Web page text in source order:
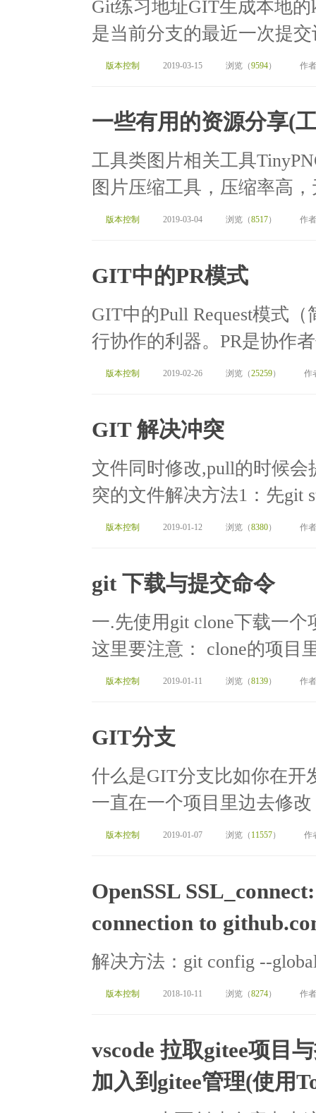
Git练习地址GIT生成本地
是当前分支的最近一次提
版本控制 2019-03-15 浏览（9594） 作
一些有用的资源分享(
工具类图片相关工具
图片压缩工具，压缩率高
版本控制 2019-03-04 浏览（8517） 作
GIT中的PR模式
GIT中的Pull Request模式
行协作的利器。PR是协作
版本控制 2019-02-26 浏览（25259） 作
GIT 解决冲突
文件同时修改,pull的时候会
突的文件解决方法1：先git
版本控制 2019-01-12 浏览（8380） 作
git 下载与提交命令
一.先使用git clone下载一个
这里要注意： clone的项目
版本控制 2019-01-11 浏览（8139） 作
GIT分支
什么是GIT分支比如你在开
一直在一个项目里边去修
版本控制 2019-01-07 浏览（ 11557） 作
OpenSSL
connection to
解决方法：git config --
版本控制 2018-10-11 浏览（8274） 作
vscode 拉取gitee项目
加入到gitee管理(使用